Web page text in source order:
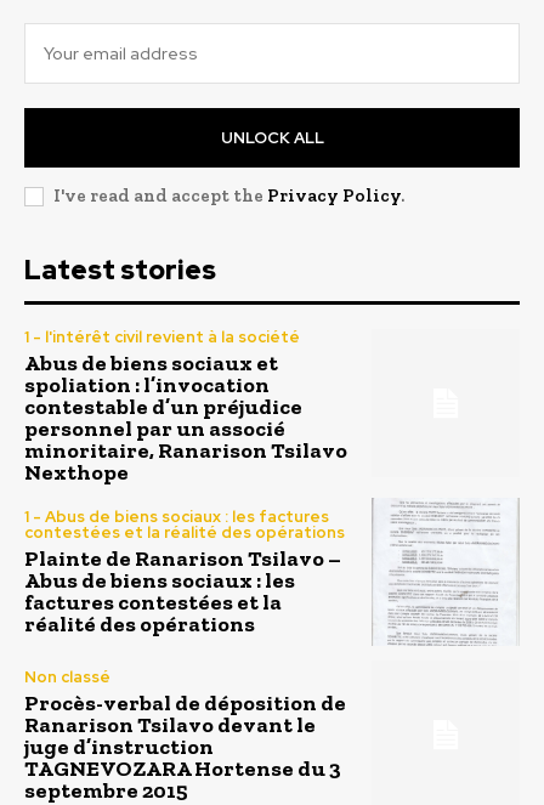
UNLOCK ALL
I've read and accept the Privacy Policy.
Latest stories
1 - l'intérêt civil revient à la société
Abus de biens sociaux et
spoliation : l’invocation
contestable d’un préjudice
personnel par un associé
minoritaire, Ranarison Tsilavo
Nexthope
1 - Abus de biens sociaux : les factures
contestées et la réalité des opérations
Plainte de Ranarison Tsilavo –
Abus de biens sociaux : les
factures contestées et la
réalité des opérations
Non classé
Procès-verbal de déposition de
Ranarison Tsilavo devant le
juge d’instruction
TAGNEVOZARA Hortense du 3
septembre 2015